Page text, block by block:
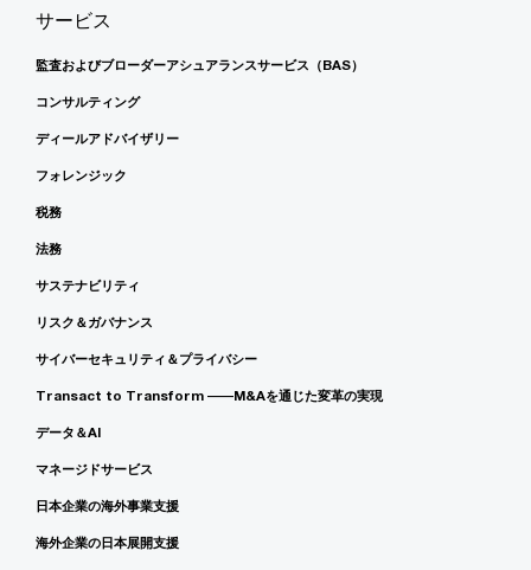
サービス
監査およびブローダーアシュアランスサービス（BAS）
コンサルティング
ディールアドバイザリー
フォレンジック
税務
法務
サステナビリティ
リスク＆ガバナンス
サイバーセキュリティ＆プライバシー
Transact to Transform ――M&Aを通じた変革の実現
データ＆AI
マネージドサービス
日本企業の海外事業支援
海外企業の日本展開支援